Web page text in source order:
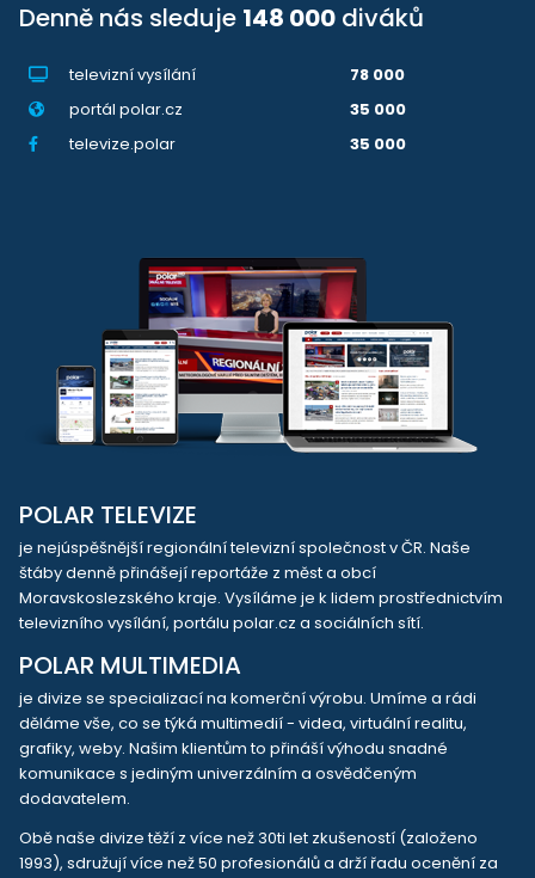
Denně nás sleduje 148 000 diváků
televizní vysílání
78 000
portál polar.cz
35 000
televize.polar
35 000
POLAR TELEVIZE
je nejúspěšnější regionální televizní společnost v ČR. Naše
štáby denně přinášejí reportáže z měst a obcí
Moravskoslezského kraje. Vysíláme je k lidem prostřednictvím
televizního vysílání, portálu polar.cz a sociálních sítí.
POLAR MULTIMEDIA
je divize se specializací na komerční výrobu. Umíme a rádi
děláme vše, co se týká multimedií - videa, virtuální realitu,
grafiky, weby. Našim klientům to přináší výhodu snadné
komunikace s jediným univerzálním a osvědčeným
dodavatelem.
Obě naše divize těží z více než 30ti let zkušeností (založeno
1993), sdružují více než 50 profesionálů a drží řadu ocenění za